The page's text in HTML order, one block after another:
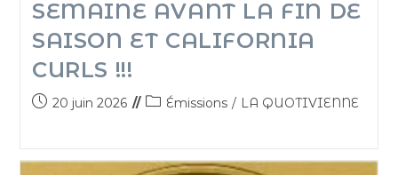
SEMAINE AVANT LA FIN DE
SAISON ET CALIFORNIA
CURLS !!!
20 juin 2026 Émissions / LA QUOTIVIENNE